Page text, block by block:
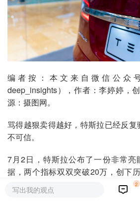
编者按：本文来自微信公众
deep_insights），作者：李婷婷，
源：摄图网。
骂得越狠卖得越好，特斯拉已经反复
不可信。
7月2日，特斯拉公布了一份非常亮
据，两个指标双双突破20万，创下
期。受高交付量推动，华尔街给予
的期望，预期特斯拉Q2营收能够实现
写出我的观点
2